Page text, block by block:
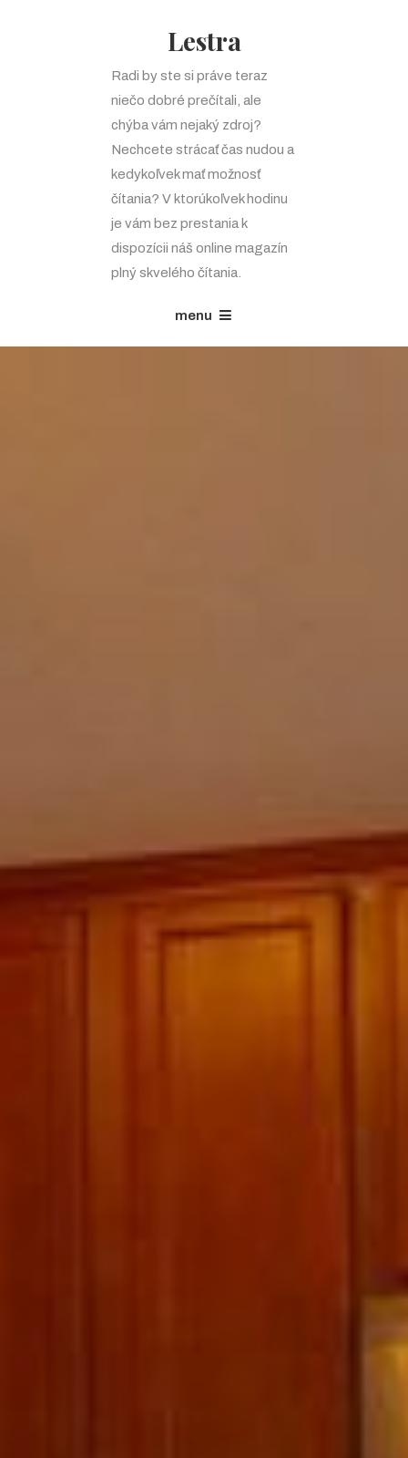
Lestra
Radi by ste si práve teraz
niečo dobré prečítali, ale
chýba vám nejaký zdroj?
Nechcete strácať čas nudou a
kedykoľvek mať možnosť
čítania? V ktorúkoľvek hodinu
je vám bez prestania k
dispozícii náš online magazín
plný skvelého čítania.
menu